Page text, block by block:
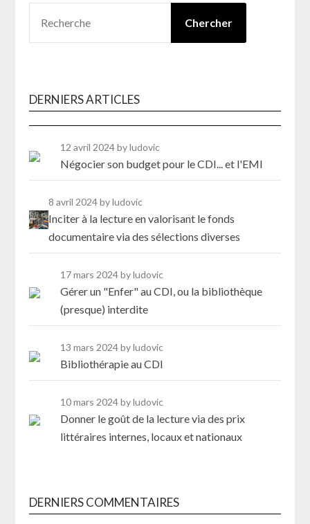
Chercher
DERNIERS ARTICLES
12 avril 2024by ludovic
Négocier son budget pour le CDI... et l'EMI
8 avril 2024by ludovic
Inciter à la lecture en valorisant le fonds
documentaire via des sélections diverses
17 mars 2024by ludovic
Gérer un "Enfer" au CDI, ou la bibliothèque
(presque) interdite
13 mars 2024by ludovic
Bibliothérapie au CDI
10 mars 2024by ludovic
Donner le goût de la lecture via des prix
littéraires internes, locaux et nationaux
DERNIERS COMMENTAIRES